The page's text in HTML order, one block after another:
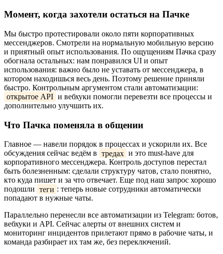
Момент, когда захотели остаться на Пачке
Мы быстро протестировали около пяти корпоративных
мессенджеров. Смотрели на нормальную мобильную версию
и приятный опыт использования. По ощущениям Пачка сразу
обогнала остальных: нам понравился UI и опыт
использования: важно было не уставать от мессенджера, в
котором находишься весь день. Поэтому решение приняли
быстро. Контрольным аргументом стали автоматизации:
открытое API и вебхуки помогли перевезти все процессы и
дополнительно улучшить их.
Что Пачка поменяла в общении
Главное — навели порядок в процессах и ускорили их. Все
обсуждения сейчас ведём в тредах и это must-have для
корпоративного мессенджера. Контроль доступов перестал
быть болезненным: сделали структуру чатов, стало понятно,
кто куда пишет и за что отвечает. Еще под наш запрос хорошо
подошли теги : теперь новые сотрудники автоматически
попадают в нужные чаты.
Параллельно перенесли все автоматизации из Telegram: ботов,
вебхуки и API. Сейчас алерты от внешних систем и
мониторинг инцидентов прилетают прямо в рабочие чаты, и
команда разбирает их там же, без переключений.